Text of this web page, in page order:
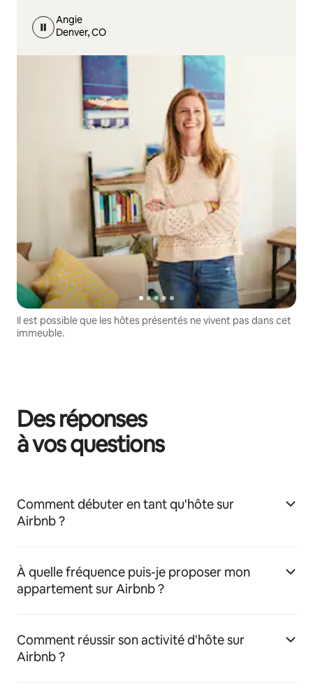
Angie
Denver, CO
Il est possible que les hôtes présentés ne vivent pas dans cet
immeuble.
Des réponses
à vos questions
Comment débuter en tant qu'hôte sur
Airbnb ?
À quelle fréquence puis-je proposer mon
appartement sur Airbnb ?
Comment réussir son activité d'hôte sur
Airbnb ?